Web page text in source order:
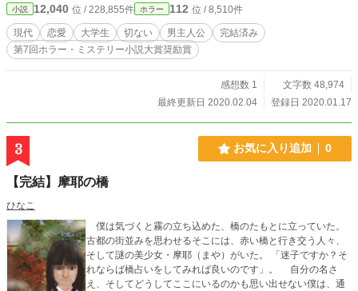
小説 12,040 位 / 228,855件 ホラー 112 位 / 8,510件
現代 恋愛 大学生 切ない 男主人公
完結済み
第7回ホラー・ミステリー小説大賞奨励賞
感想数 1
文字数 48,974
最終更新日 2020.02.04
登録日 2020.01.17
3 お気に入り追加 0
【完結】摩耶の橋
ひなこ
僕は気づくと霧の立ち込めた、橋のたもとに立っていた。
古都の街並みを思わせるそこには、赤い橋と行き交う人々、
そして謎の美少女・摩耶（まや）がいた。 「迷子ですか？そ
れならば橋占いをしてみれば良いのです」。 自分の名さ
え、そしてどうしてここにいるのかも思い出せない僕は、通